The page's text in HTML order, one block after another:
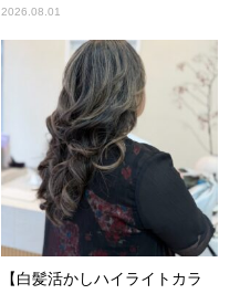
2026.08.01
【白髪活かしハイライトカラ